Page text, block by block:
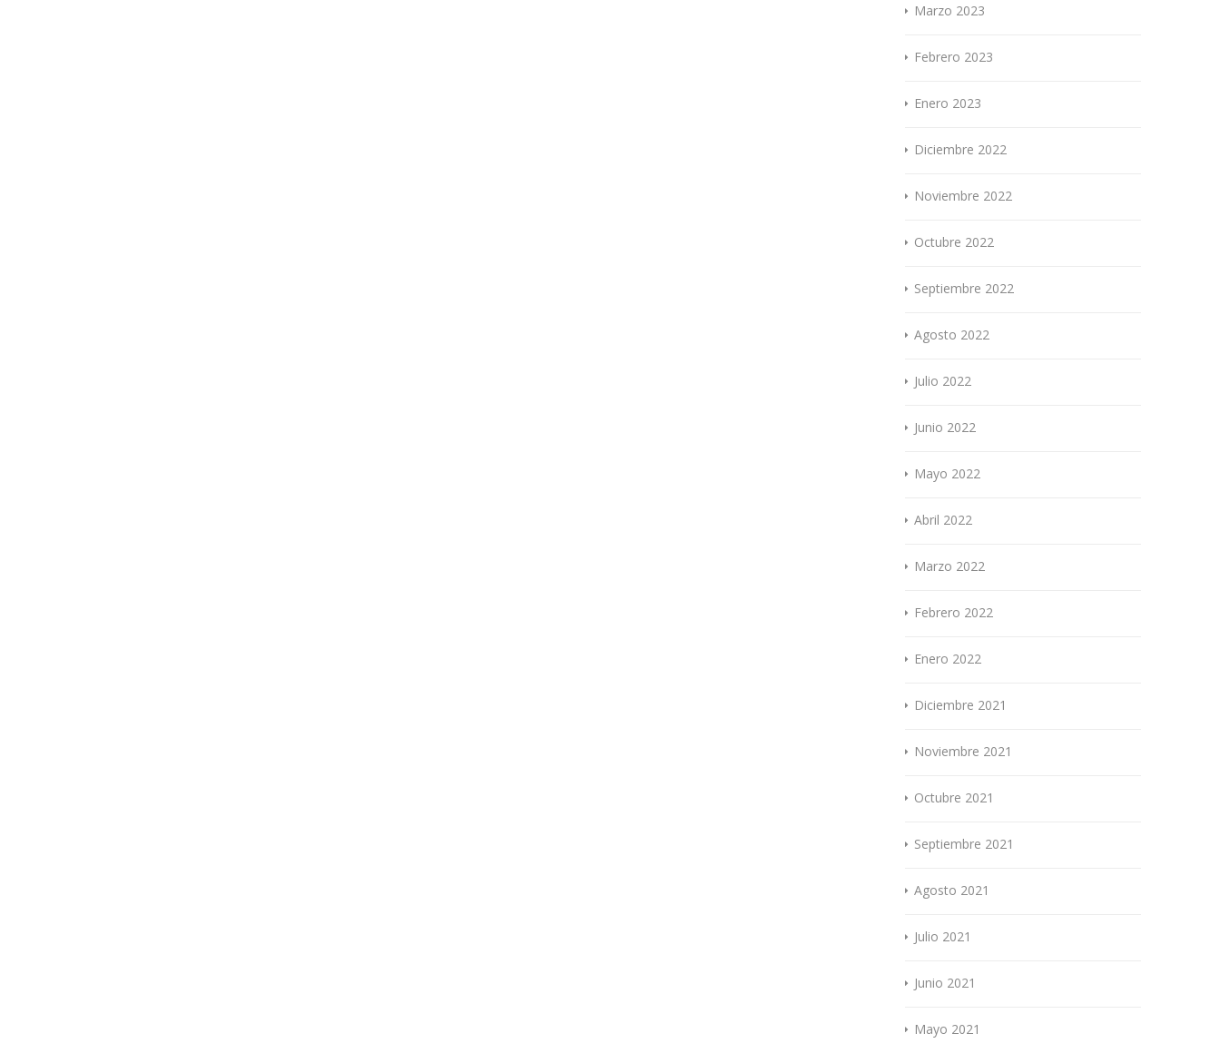
Marzo 2023
Febrero 2023
Enero 2023
Diciembre 2022
Noviembre 2022
Octubre 2022
Septiembre 2022
Agosto 2022
Julio 2022
Junio 2022
Mayo 2022
Abril 2022
Marzo 2022
Febrero 2022
Enero 2022
Diciembre 2021
Noviembre 2021
Octubre 2021
Septiembre 2021
Agosto 2021
Julio 2021
Junio 2021
Mayo 2021